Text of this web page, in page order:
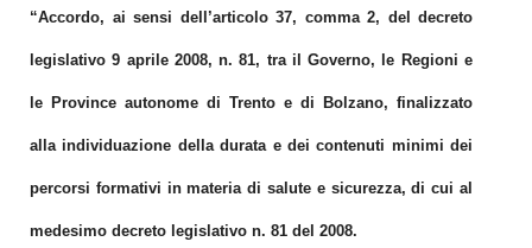
“Accordo, ai sensi dell’articolo 37, comma 2, del decreto
legislativo 9 aprile 2008, n. 81, tra il Governo, le Regioni e
le Province autonome di Trento e di Bolzano, finalizzato
alla individuazione della durata e dei contenuti minimi dei
percorsi formativi in materia di salute e sicurezza, di cui al
medesimo decreto legislativo n. 81 del 2008.